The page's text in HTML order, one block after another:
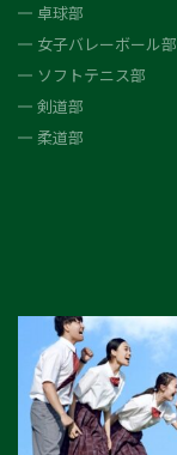
卓球部
女子バレーボール部
ソフトテニス部
剣道部
柔道部